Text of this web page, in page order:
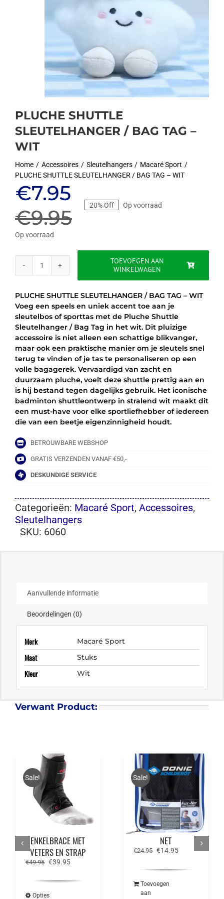
PLUCHE SHUTTLE
SLEUTELHANGER / BAG TAG –
WIT
Home Accessoires Sleutelhangers
Macaré Sport
PLUCHE SHUTTLE SLEUTELHANGER / BAG TAG – WIT
€9.95
Oorspronkelijke
prijs
was:
€9.95.
€7.95
Huidige
prijs
is:
€7.95.
20% Off Op voorraad
Op voorraad
PLUCHE
TOEVOEGEN AAN
WINKELWAGEN
PLUCHE SHUTTLE SLEUTELHANGER / BAG TAG – WIT
Voeg een speels en uniek accent toe aan je
sleutelbos of sporttas met de Pluche Shuttle
Sleutelhanger / Bag Tag in het wit. Dit pluizige
accessoire is niet alleen een schattige blikvanger,
maar ook een praktische manier om je sleutels snel
terug te vinden of je tas te personaliseren op een
volle bagagerek. Vervaardigd van zacht en
duurzaam pluche, voelt deze shuttle prettig aan en
is hij bestand tegen dagelijks gebruik. Het iconische
badminton shuttleontwerp in stralend wit maakt dit
een must-have voor elke sportliefhebber of iedereen
die van een beetje eigenzinnigheid houdt.
BETROUWBARE WEBSHOP
GRATIS VERZENDEN VANAF €50,-
DESKUNDIGE SERVICE
Categorieën: Macaré Sport, Accessoires,
Sleutelhangers
SKU: 6060
Aanvullende informatie
Beoordelingen (0)
Merk Macaré Sport
Maat Stuks
Kleur Wit
Verwant Product:
Sale!
MCDAVID
ULTRALICHTE
ENKELBRACE MET
VETERS EN STRAP
€49.95 Oorspronkelijke
€39.95Huidige
Opties
Sale!
DONIC SCHILDKROT
NET POST SET / FLEX
NET
€24.95 Oorspronkelijke
€14.95Huidige
Toevoegen
aan